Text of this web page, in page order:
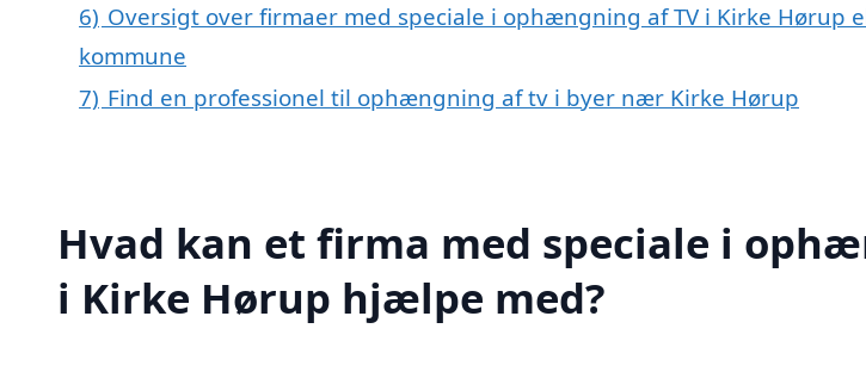
6) Oversigt over firmaer med speciale i ophængning af TV i Kirke Hørup
kommune
7) Find en professionel til ophængning af tv i byer nær Kirke Hørup
Hvad kan et firma med speciale i
i Kirke Hørup hjælpe med?